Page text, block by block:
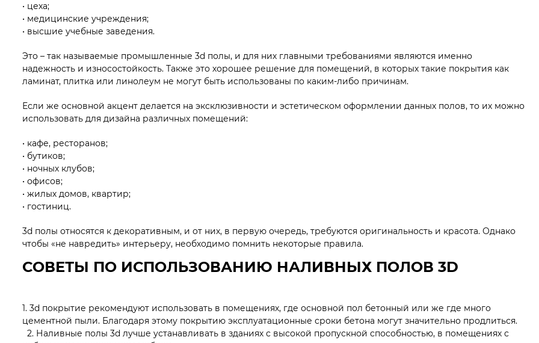
• цеха;
• медицинские учреждения;
• высшие учебные заведения.
Это – так называемые промышленные 3d полы, и для них главными требованиями являются именно
надежность и износостойкость. Также это хорошее решение для помещений, в которых такие покрытия как
ламинат, плитка или линолеум не могут быть использованы по каким-либо причинам.
Если же основной акцент делается на эксклюзивности и эстетическом оформлении данных полов, то их можно
использовать для дизайна различных помещений:
• кафе, ресторанов;
• бутиков;
• ночных клубов;
• офисов;
• жилых домов, квартир;
• гостиниц.
3d полы относятся к декоративным, и от них, в первую очередь, требуются оригинальность и красота. Однако
чтобы «не навредить» интерьеру, необходимо помнить некоторые правила.
СОВЕТЫ ПО ИСПОЛЬЗОВАНИЮ НАЛИВНЫХ ПОЛОВ 3D
1. 3d покрытие рекомендуют использовать в помещениях, где основной пол бетонный или же где много
цементной пыли. Благодаря этому покрытию эксплуатационные сроки бетона могут значительно продлиться.
2. Наливные полы 3d лучше устанавливать в зданиях с высокой пропускной способностью, в помещениях с